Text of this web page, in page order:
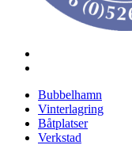
Bubbelhamn
Vinterlagring
Båtplatser
Verkstad